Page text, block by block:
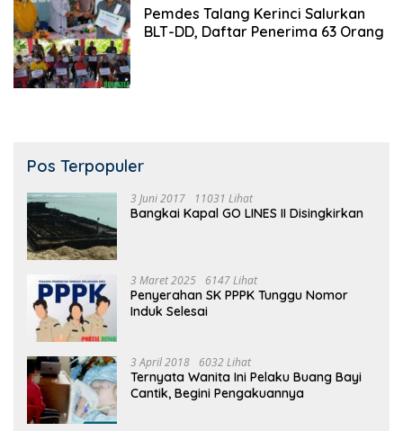
Pemdes Talang Kerinci Salurkan
BLT-DD, Daftar Penerima 63 Orang
Pos Terpopuler
3 Juni 2017 11031 Lihat
Bangkai Kapal GO LINES II Disingkirkan
3 Maret 2025 6147 Lihat
Penyerahan SK PPPK Tunggu Nomor
Induk Selesai
3 April 2018 6032 Lihat
Ternyata Wanita Ini Pelaku Buang Bayi
Cantik, Begini Pengakuannya